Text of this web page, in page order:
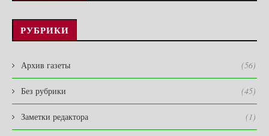
РУБРИКИ
Архив газеты (56)
Без рубрики (45)
Заметки редактора (1)